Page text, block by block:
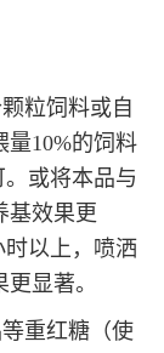
粒饲料或自
量10%的饲料
或将本品与
基效果更
以上，喷洒
显著。
重红糖（使